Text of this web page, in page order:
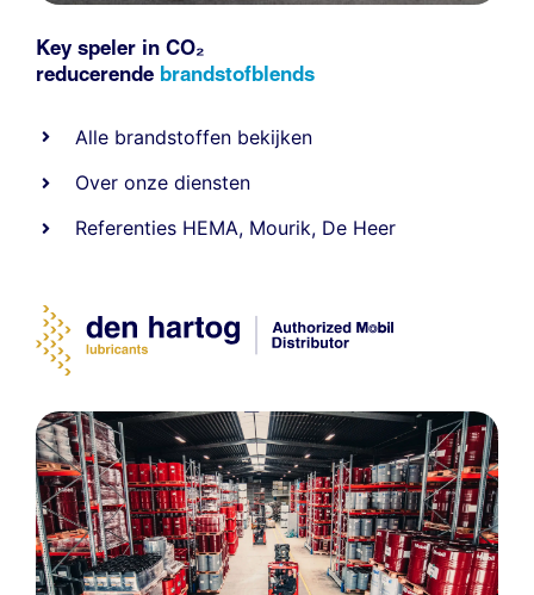
Key speler in CO₂
reducerende brandstofblends
Alle brandstoffen bekijken
Over onze diensten
Referenties HEMA, Mourik, De Heer